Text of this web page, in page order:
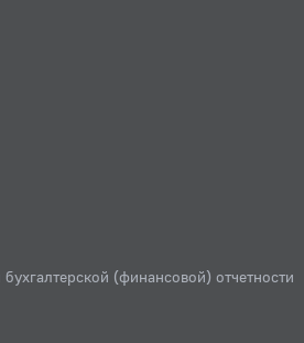
(финансовой) отчетности